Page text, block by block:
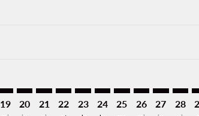
19 20 21 22 23 24 25 26 27 28